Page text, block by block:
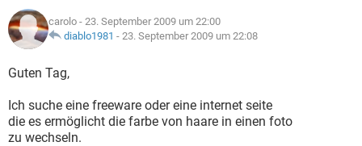
WHATSAPP
FACEBOOK HARDWARE
WINDOWS 10 INSTAGRAM
WHATSAPP
FACEBOOK
SPIELE
ANDROID IOS
FACEBOOK HARDWARE
LEXIKON
SPIELE
ANDROID
WINDOWS 10 INSTAGRAM
WHATSAPP
carolo - 23. September 2009 um 22:00
diablo1981 - 23. September 2009 um 22:08
Guten Tag,
Ich suche eine freeware oder eine internet seite
die es ermöglicht die farbe von haare in einen foto
zu wechseln.